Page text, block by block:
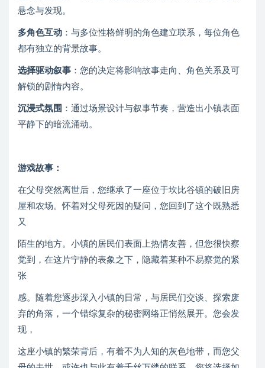
悬念与发现。
多角色互动 ：与多位性格鲜明的角色建立联系，每位角色
都有独立的背景故事。
选择驱动叙事 ：您的决定将影响故事走向、角色关系及可
解锁的剧情内容。
沉浸式氛围 ：通过场景设计与叙事节奏，营造出小镇表面
平静下的暗流涌动。
游戏故事：
在父母突然离世后，您继承了一座位于坎比谷镇的破旧房
屋和农场。怀着对父母死因的疑问，您回到了这个既熟悉
又
陌生的地方。小镇的居民们表面上热情友善，但您很快察
觉到，在这片宁静的表象之下，隐藏着某种不易察觉的紧
张
感。随着您逐步深入小镇的日常，与居民们交谈、探索废
弃的角落，一个错综复杂的秘密网络正悄然展开。您会发
现，
这座小镇的繁荣背后，有着不为人知的灰色地带，而您父